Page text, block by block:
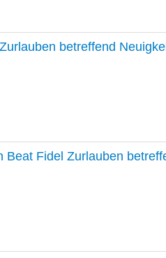
betreffend
Fidel Zurlauben